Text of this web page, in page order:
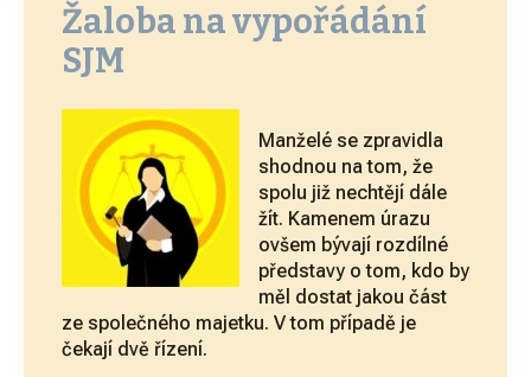
Žaloba na vypořádání
SJM
Manželé se zpravidla
shodnou na tom, že
spolu již nechtějí dále
žít. Kamenem úrazu
ovšem bývají rozdílné
představy o tom, kdo by
měl dostat jakou část
ze společného majetku. V tom případě je
čekají dvě řízení.